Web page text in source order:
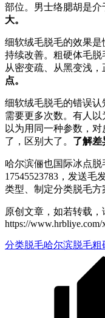
部位。男士络腮胡是介
大。
细软绒毛脱毛的效果
持续改善。粗硬体毛脱
从密变疏、从黑变浅，
点。
细软绒毛脱毛的错误
需要更多次数。有人
以为用同一种参数，
了，区别大了。 了解差
哈尔滨俪也国际冰点
17545523783，发送
类型、制定分类脱毛方
原创文章，如若转载，
https://www.hrbliye.com/
分类脱毛哈尔滨脱毛粗